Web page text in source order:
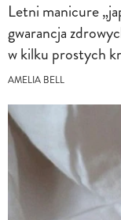
Letni manicure
gwarancja
w kilku prostych
AMELIA BELL